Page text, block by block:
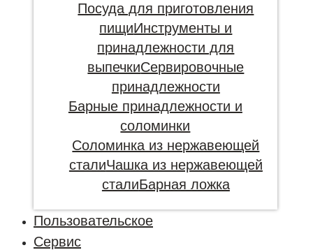
Посуда для приготовления
пищиИнструменты и
принадлежности для
выпечкиСервировочные
принадлежности
Барные принадлежности и
соломинки
Соломинка из нержавеющей
сталиЧашка из нержавеющей
сталиБарная ложка
Пользовательское
Сервис